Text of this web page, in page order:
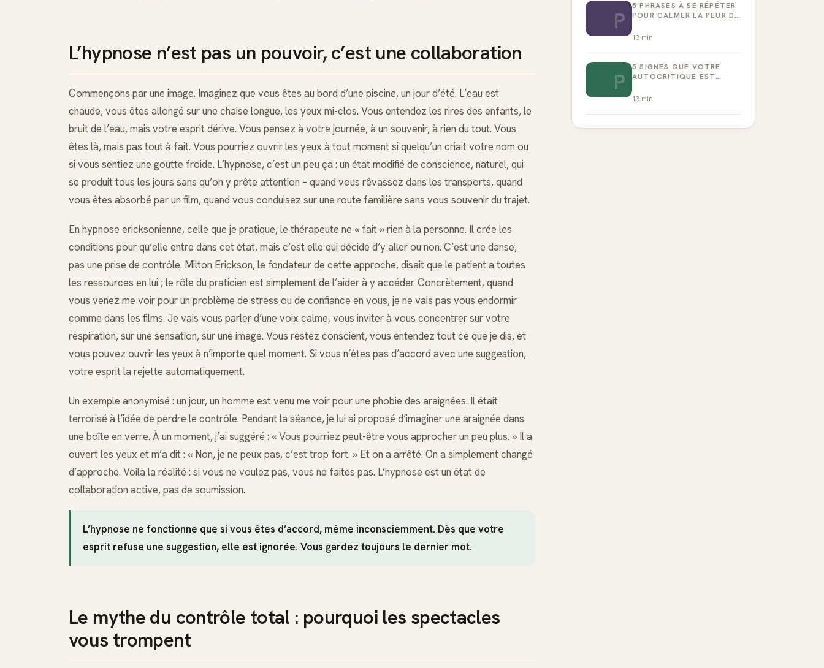
L’hypnose n’est pas un pouvoir, c’est une collaboration
Commençons par une image. Imaginez que vous êtes au bord d’une piscine, un jour d’été. L’eau est
chaude, vous êtes allongé sur une chaise longue, les yeux mi-clos. Vous entendez les rires des enfants, le
bruit de l’eau, mais votre esprit dérive. Vous pensez à votre journée, à un souvenir, à rien du tout. Vous
êtes là, mais pas tout à fait. Vous pourriez ouvrir les yeux à tout moment si quelqu’un criait votre nom ou
si vous sentiez une goutte froide. L’hypnose, c’est un peu ça : un état modifié de conscience, naturel, qui
se produit tous les jours sans qu’on y prête attention – quand vous rêvassez dans les transports, quand
vous êtes absorbé par un film, quand vous conduisez sur une route familière sans vous souvenir du trajet.
En hypnose ericksonienne, celle que je pratique, le thérapeute ne « fait » rien à la personne. Il crée les
conditions pour qu’elle entre dans cet état, mais c’est elle qui décide d’y aller ou non. C’est une danse,
pas une prise de contrôle. Milton Erickson, le fondateur de cette approche, disait que le patient a toutes
les ressources en lui ; le rôle du praticien est simplement de l’aider à y accéder. Concrètement, quand
vous venez me voir pour un problème de stress ou de confiance en vous, je ne vais pas vous endormir
comme dans les films. Je vais vous parler d’une voix calme, vous inviter à vous concentrer sur votre
respiration, sur une sensation, sur une image. Vous restez conscient, vous entendez tout ce que je dis, et
vous pouvez ouvrir les yeux à n’importe quel moment. Si vous n’êtes pas d’accord avec une suggestion,
votre esprit la rejette automatiquement.
Un exemple anonymisé : un jour, un homme est venu me voir pour une phobie des araignées. Il était
terrorisé à l’idée de perdre le contrôle. Pendant la séance, je lui ai proposé d’imaginer une araignée dans
une boîte en verre. À un moment, j’ai suggéré : « Vous pourriez peut-être vous approcher un peu plus. » Il a
ouvert les yeux et m’a dit : « Non, je ne peux pas, c’est trop fort. » Et on a arrêté. On a simplement changé
d’approche. Voilà la réalité : si vous ne voulez pas, vous ne faites pas. L’hypnose est un état de
collaboration active, pas de soumission.
L’hypnose ne fonctionne que si vous êtes d’accord, même inconsciemment. Dès que votre
esprit refuse une suggestion, elle est ignorée. Vous gardez toujours le dernier mot.
Le mythe du contrôle total : pourquoi les spectacles
vous trompent
P
5 PHRASES À SE RÉPÉTER
POUR CALMER LA PEUR DE
13 min
P
5 SIGNES QUE VOTRE
AUTOCRITIQUE EST
13 min